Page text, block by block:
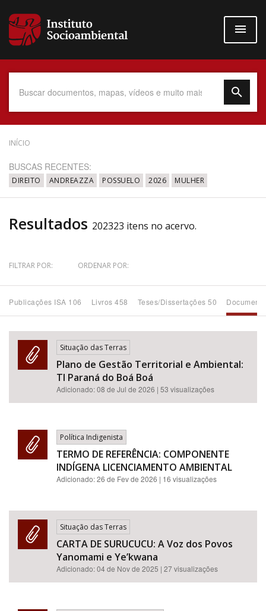
para
conteúdo
Data do Documento
Até
Povo Indígena
Subtema
Área de Levantamento
BUSCAR
INÍCIO
BUSCAS RECENTES:
DIREITO ANDREAZZA POSSUELO 2026 MULHER
Resultados 202323 itens no acervo.
FILTRAR POR: ORDENAR POR:
Publicações ISA 106 Livros 458 Teses/Dissertações 50
Situação das Terras
Plano de Gestão Territorial e Ambiental:
TI Paraná do Boá Boá
Adicionado:08 de Jul de 2026 | 53 visualizações
Política Indigenista
TERMO DE REFERÊNCIA: COMPONENTE
INDÍGENA LICENCIAMENTO AMBIENTAL
Adicionado:26 de Fev de 2026 | 16 visualizações
Situação das Terras
CARTA DE SURUCUCU: A Voz dos Povos
Yanomami e Ye’kwana
Adicionado:04 de Nov de 2025 | 27 visualizações